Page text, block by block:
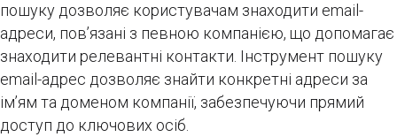
пошуку дозволяє користувачам знаходити email-
адреси, пов’язані з певною компанією, що допомагає
знаходити релевантні контакти. Інструмент пошуку
email-адрес дозволяє знайти конкретні адреси за
ім’ям та доменом компанії, забезпечуючи прямий
доступ до ключових осіб.